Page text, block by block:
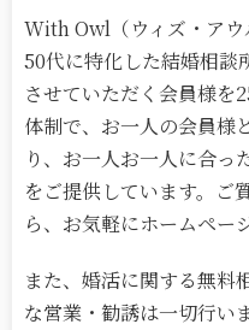
With Owl（ウィズ・アウ
50代に特化した結婚相談
させていただく会員様を
体制で、お一人の会員様
り、お一人お一人に合っ
をご提供しています。ご
ら、お気軽にホームペー
また、婚活に関する無料
な営業・勧誘は一切行い